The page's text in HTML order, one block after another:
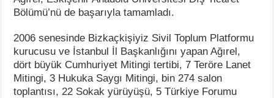
Bölümü’nü de başarıyla tamamladı.
2006 senesinde Bizkaçkişiyiz Sivil Toplum Platformu
kurucusu ve İstanbul İl Başkanlığını yapan Ağırel,
dört büyük Cumhuriyet Mitingi tertibi, 7 Teröre Lanet
Mitingi, 3 Hukuka Saygı Mitingi, bin 274 salon
toplantısı, 22 Sokak yürüyüşü, 5 Türkiye Forumu